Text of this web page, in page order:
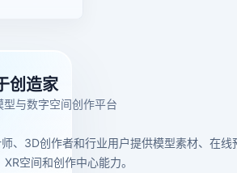
创造家
型与数字空间创作平台
、3D创作者和行业用户提供模型素材、在线
空间和创作中心能力。